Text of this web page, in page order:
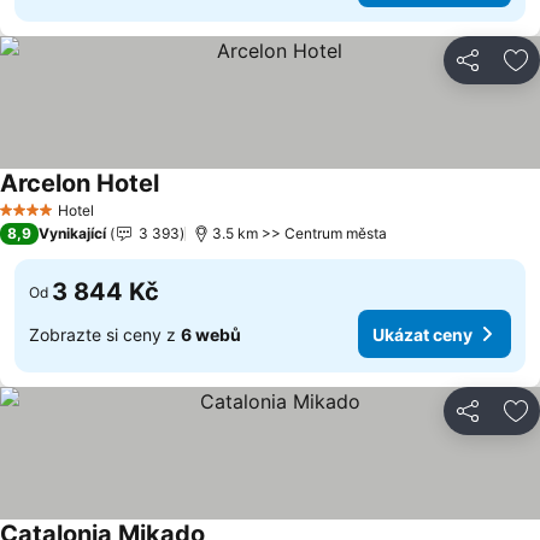
Sdílet
4 Počet hvězdiček
Hotel
Arcelon Hotel
8,9 Vynikající 3 393 3.5 km >> Centrum města
Od 3 844 Kč
Zobrazte si ceny z 6 webů Ukázat ceny
Sdílet
Catalonia Mikado